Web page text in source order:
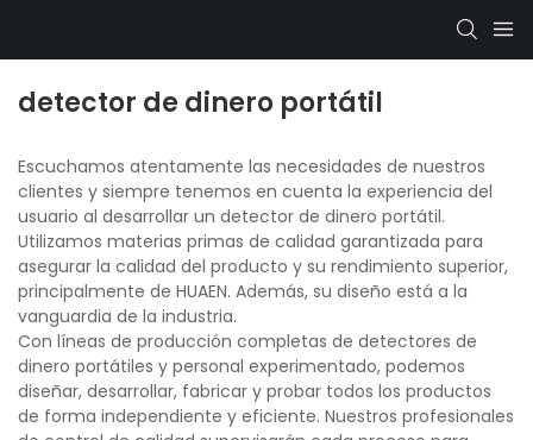
detector de dinero portátil
Escuchamos atentamente las necesidades de nuestros
clientes y siempre tenemos en cuenta la experiencia del
usuario al desarrollar un detector de dinero portátil.
Utilizamos materias primas de calidad garantizada para
asegurar la calidad del producto y su rendimiento superior,
principalmente de HUAEN. Además, su diseño está a la
vanguardia de la industria.
Con líneas de producción completas de detectores de
dinero portátiles y personal experimentado, podemos
diseñar, desarrollar, fabricar y probar todos los productos
de forma independiente y eficiente. Nuestros profesionales